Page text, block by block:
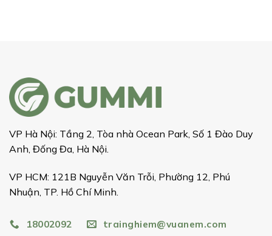
VP Hà Nội: Tầng 2, Tòa nhà Ocean Park, Số 1 Đào Duy
Anh, Đống Đa, Hà Nội.
VP HCM: 121B Nguyễn Văn Trỗi, Phường 12, Phú
Nhuận, TP. Hồ Chí Minh.
18002092 trainghiem@vuanem.com